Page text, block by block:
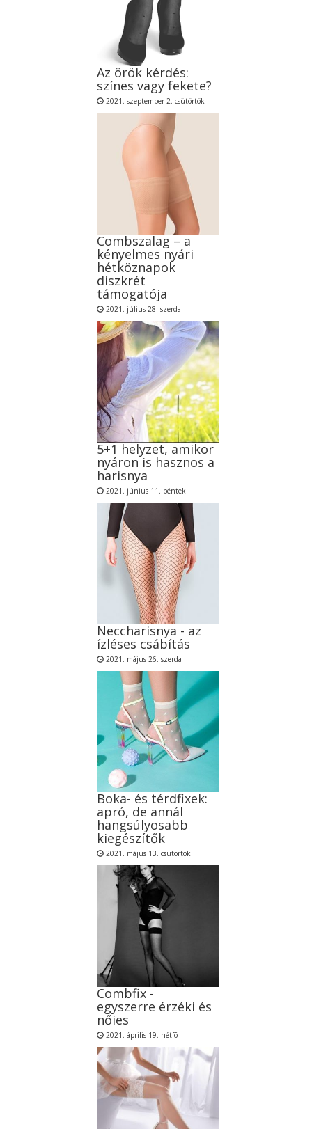
Az örök kérdés:
színes vagy fekete?
2021. szeptember 2. csütörtök
Combszalag – a
kényelmes nyári
hétköznapok
diszkrét
támogatója
2021. július 28. szerda
5+1 helyzet, amikor
nyáron is hasznos a
harisnya
2021. június 11. péntek
Neccharisnya - az
ízléses csábítás
2021. május 26. szerda
Boka- és térdfixek:
apró, de annál
hangsúlyosabb
kiegészítők
2021. május 13. csütörtök
Combfix -
egyszerre érzéki és
nőies
2021. április 19. hétfõ